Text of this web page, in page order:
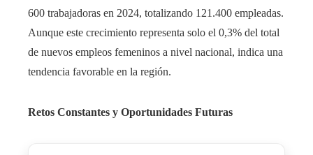
600 trabajadoras en 2024, totalizando 121.400 empleadas.
Aunque este crecimiento representa solo el 0,3% del total
de nuevos empleos femeninos a nivel nacional, indica una
tendencia favorable en la región. ​
Retos Constantes y Oportunidades Futuras